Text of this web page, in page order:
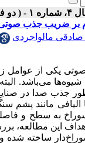
مهندسی صوتیات ايران بهار و تابستان ۱۳۹۵ )
بر ضریب جذب
مالواجردی
صوتی یکی از
می‌باشد.
جذب صدا در
مانند پشم
به سطح و
این مطالعه،
ساخته شده